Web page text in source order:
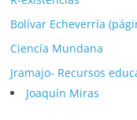
Bolívar Echeverría
Ciencía Mundana
Jramajo- Recursos
Joaquín Miras